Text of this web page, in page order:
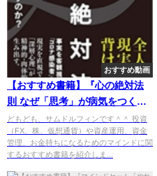
おすすめ動画
【おすすめ書籍】『心の絶対法
則 なぜ「思考」が病気をつくり
出すのか？（内海聡[著]）』の紹
介
どもども、サムドルフィンです＾＾ 投資
（FX、株、仮想通貨）や資産運用、資金
管理、お金持ちになるためのマインドに関
するおすすめ書籍を紹介しま...